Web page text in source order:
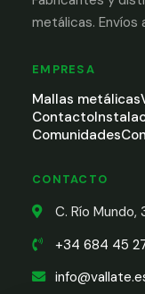
metálicas. Envíos
EMPRESA
Mallas metálicas
Contacto
Comunidades
CONTACTO
C. Río
+34 684 45